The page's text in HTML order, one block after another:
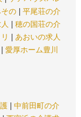
の
平尾荘の介
穂の国荘の介
あおいの求人
愛厚ホーム豊川
中前田町の介